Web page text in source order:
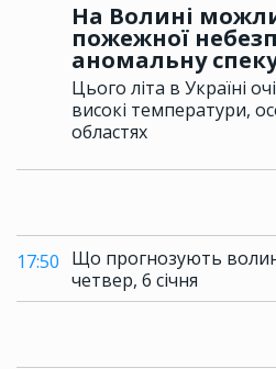
На Волині
пожежної
аномальну
Цього літа в Україні
високі температури,
областях
17:50 Що прогнозують
четвер, 6 січня